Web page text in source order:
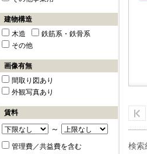
建物構造
木造
鉄筋系・鉄骨系
その他
画像有無
間取り図あり
外観写真あり
賃料
～
管理費／共益費を含む 検索